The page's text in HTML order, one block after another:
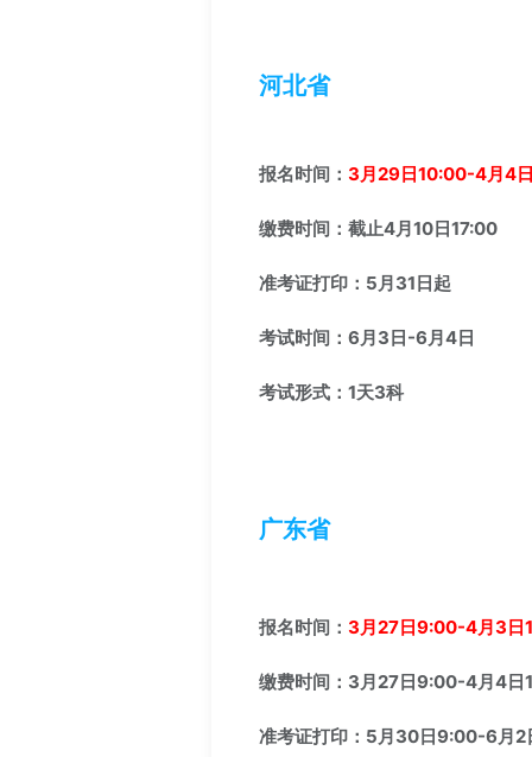
河北省
报名时间： 3月29日10:00-4月4
缴费时间：截止4月10日17:00
准考证打印：5月31日起
考试时间：6月3日-6月4日
考试形式：1天3科
广东省
报名时间： 3月27日9:00-4月3日
缴费时间：3月27日9:00-4月4日
准考证打印：5月30日9:00-6月2